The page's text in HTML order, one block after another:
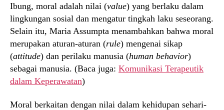
Ibung, moral adalah nilai (value) yang berlaku dalam
lingkungan sosial dan mengatur tingkah laku seseorang.
Selain itu, Maria Assumpta menambahkan bahwa moral
merupakan aturan-aturan (rule) mengenai sikap
(attitude) dan perilaku manusia (human behavior)
sebagai manusia. (Baca juga: Komunikasi Terapeutik
dalam Keperawatan)
Moral berkaitan dengan nilai dalam kehidupan sehari-